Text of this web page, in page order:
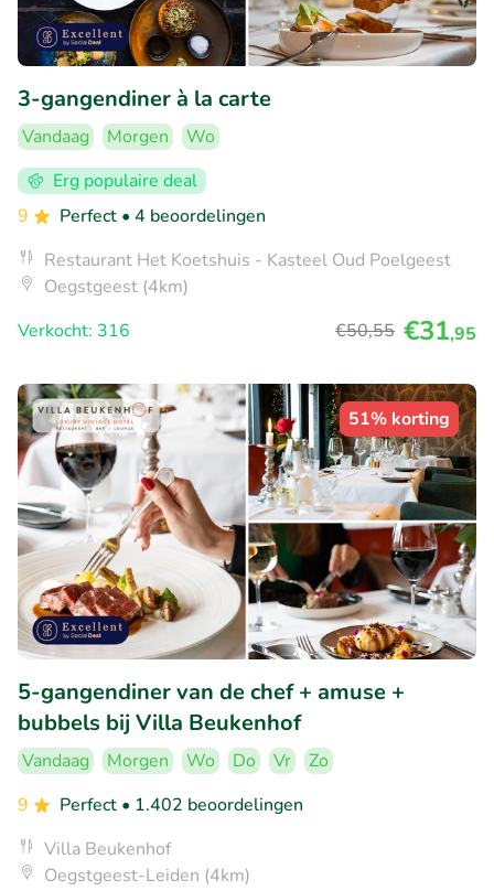
3-gangendiner à la carte
Vandaag Morgen
Wo
Erg populaire deal
9
Perfect • 4 beoordelingen
Restaurant Het Koetshuis - Kasteel Oud Poelgeest
Oegstgeest (4km)
Verkocht: 316
€50,55 €31,95
51% korting
5-gangendiner van de chef + amuse +
bubbels bij Villa Beukenhof
Vandaag Morgen Wo Do Vr
Zo
9
Perfect • 1.402 beoordelingen
Villa Beukenhof
Oegstgeest-Leiden (4km)